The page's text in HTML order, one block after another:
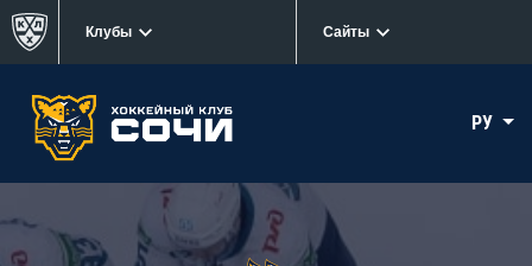
Клубы Сайты
РУ